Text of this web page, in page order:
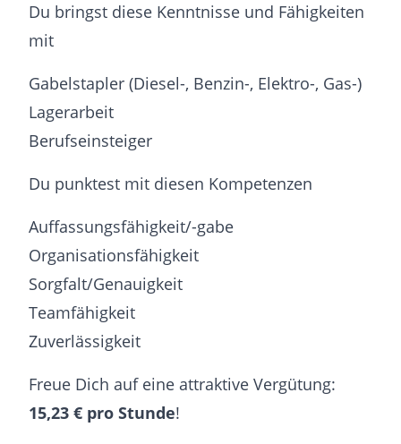
Du bringst diese Kenntnisse und Fähigkeiten
mit
Gabelstapler (Diesel-, Benzin-, Elektro-, Gas-)
Lagerarbeit
Berufseinsteiger
Du punktest mit diesen Kompetenzen
Auffassungsfähigkeit/-gabe
Organisationsfähigkeit
Sorgfalt/Genauigkeit
Teamfähigkeit
Zuverlässigkeit
Freue Dich auf eine attraktive Vergütung:
15,23 € pro Stunde!